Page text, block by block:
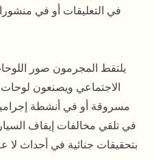
في التعليقات أو في
يلتقط المجرمون صور
الاجتماعي ويصنعون
مسروقة أو في أنشطة
في تلقي مخالفات إيقاف
بتحقيقات جنائية في أحداث لا